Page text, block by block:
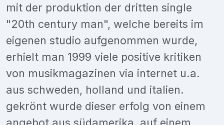
mit der produktion der dritten single
"20th century man", welche bereits im
eigenen studio aufgenommen wurde,
erhielt man 1999 viele positive kritiken
von musikmagazinen via internet u.a.
aus schweden, holland und italien.
gekrönt wurde dieser erfolg von einem
angebot aus südamerika, auf einem